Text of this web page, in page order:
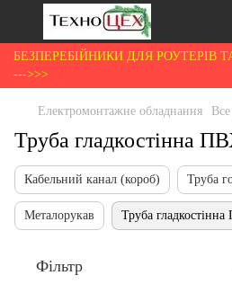
БЕЗПЕРЕБІЙНИКИ ДЛЯ РОУТЕРІВ
--->>>
Електромонтажне обладнання
Труба гладкостінна
Кабельний канал (короб) Труба
Металорукав Труба
Фільтр